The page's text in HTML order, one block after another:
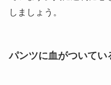
しましょう。
パンツに血がついてい